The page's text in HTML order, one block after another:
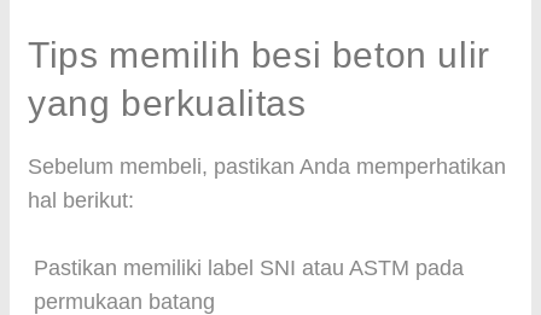
Tips memilih besi beton ulir
yang berkualitas
Sebelum membeli, pastikan Anda memperhatikan
hal berikut:
Pastikan memiliki label SNI atau ASTM pada
permukaan batang